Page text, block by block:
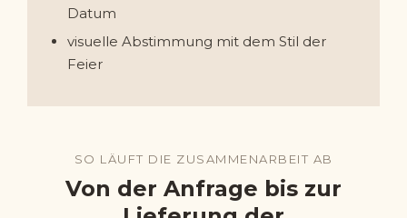
Datum
visuelle Abstimmung mit dem Stil der
Feier
SO LÄUFT DIE ZUSAMMENARBEIT AB
Von der Anfrage bis zur